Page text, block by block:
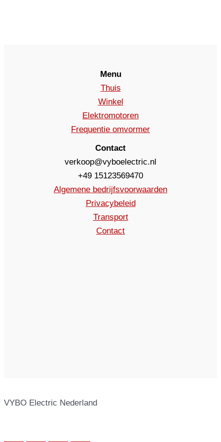
Menu
Thuis
Winkel
Elektromotoren
Frequentie omvormer
Contact
verkoop@vyboelectric.nl
+49 15123569470
Algemene bedrijfsvoorwaarden
Privacybeleid
Transport
Contact
VYBO Electric Nederland